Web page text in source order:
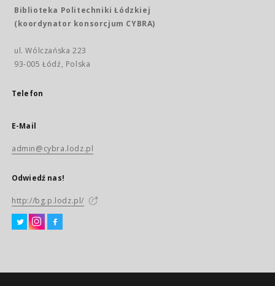
Biblioteka Politechniki Łódzkiej
(koordynator konsorcjum CYBRA)
ul. Wólczańska 223
93-005 Łódź, Polska
Telefon
E-Mail
admin@cybra.lodz.pl
Odwiedź nas!
http://bg.p.lodz.pl/